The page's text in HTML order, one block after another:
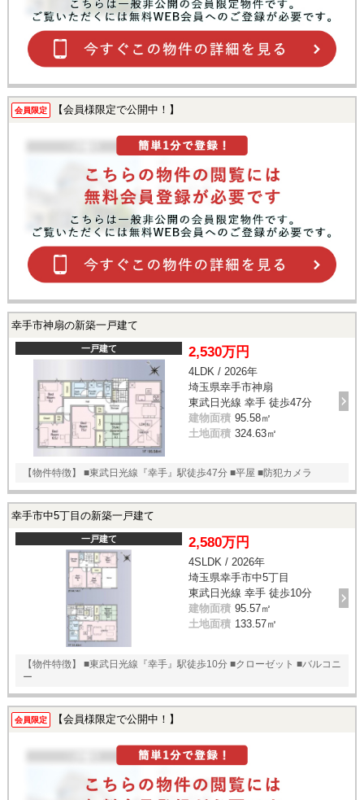
会員限定 【会員様限定で公開中！】
幸手市神扇の新築一戸建て
一戸建て 2,530万円
4LDK / 2026年
埼玉県幸手市神扇
東武日光線 幸手 徒歩47分
建物面積 95.58㎡
土地面積 324.63㎡
【物件特徴】 ■東武日光線『幸手』駅徒歩47分 ■平屋 ■防犯カメラ
幸手市中5丁目の新築一戸建て
一戸建て 2,580万円
4SLDK / 2026年
埼玉県幸手市中5丁目
東武日光線 幸手 徒歩10分
建物面積 95.57㎡
土地面積 133.57㎡
【物件特徴】 ■東武日光線『幸手』駅徒歩10分 ■クローゼット ■バルコニ
ー
会員限定 【会員様限定で公開中！】